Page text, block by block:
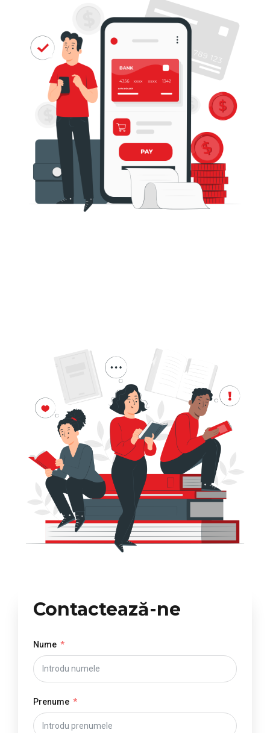
Contactează-ne
Nume
Prenume